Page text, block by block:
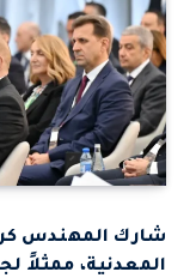
شارك المهندس
المعدنية، ممثلاً